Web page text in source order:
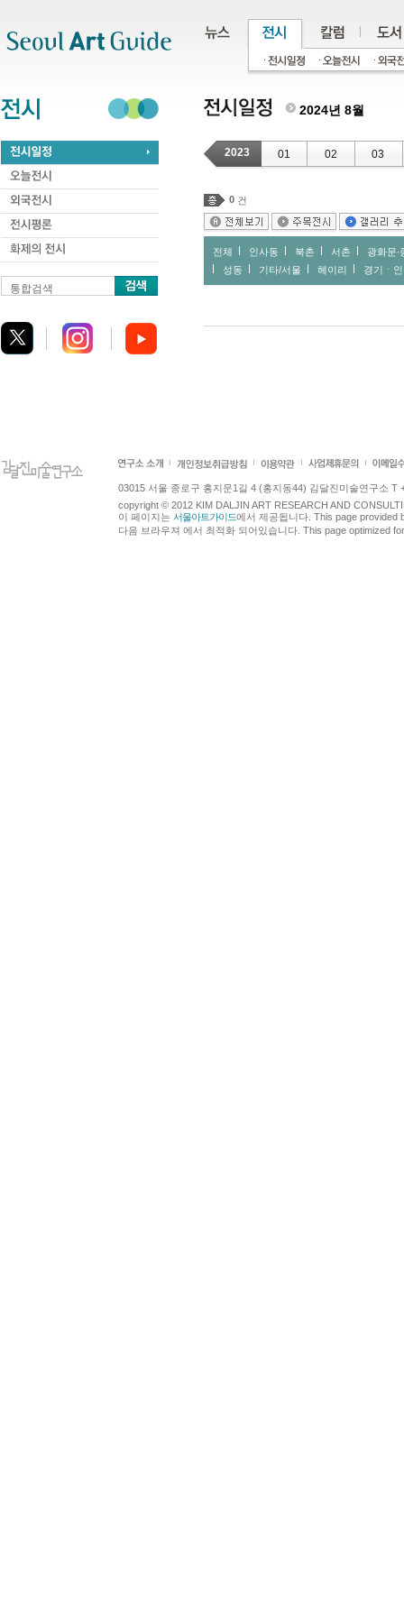
통합검색
2024년 8월
2023 01 02 03
0 건
전체 인사동 북촌 서촌
광화문∙
성동
기타/서울 헤이리 경기ㆍ
03015 서울 종로구 홍지문1길 4 (홍지동44) 김달진미술연구소 T
copyright © 2012 KIM DALJIN ART RESEARCH AND
이 페이지는 서울아트가이드에서 제공됩니다. This page provided
다음 브라우져 에서 최적화 되어있습니다. This page optimized